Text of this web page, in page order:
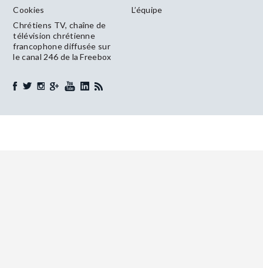
Cookies
L’équipe
Chrétiens TV, chaîne de
télévision chrétienne
francophone diffusée sur
le canal 246 de la Freebox